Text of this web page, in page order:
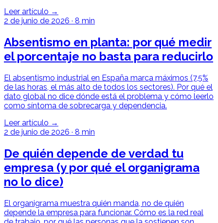
Leer artículo →
2 de junio de 2026 · 8 min
Absentismo en planta: por qué medir
el porcentaje no basta para reducirlo
El absentismo industrial en España marca máximos (7,5%
de las horas, el más alto de todos los sectores). Por qué el
dato global no dice dónde está el problema y cómo leerlo
como síntoma de sobrecarga y dependencia.
Leer artículo →
2 de junio de 2026 · 8 min
De quién depende de verdad tu
empresa (y por qué el organigrama
no lo dice)
El organigrama muestra quién manda, no de quién
depende la empresa para funcionar. Cómo es la red real